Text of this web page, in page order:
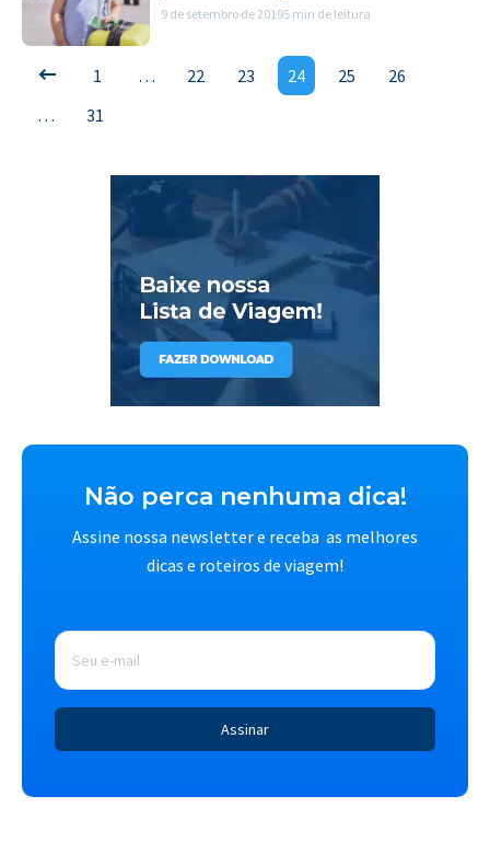
9 de setembro de 20195 min de leitura
1 … 22 23 24 25
26
…
31
Não perca nenhuma dica!
Assine nossa newsletter e receba as melhores
dicas e roteiros de viagem!
E-
mail *